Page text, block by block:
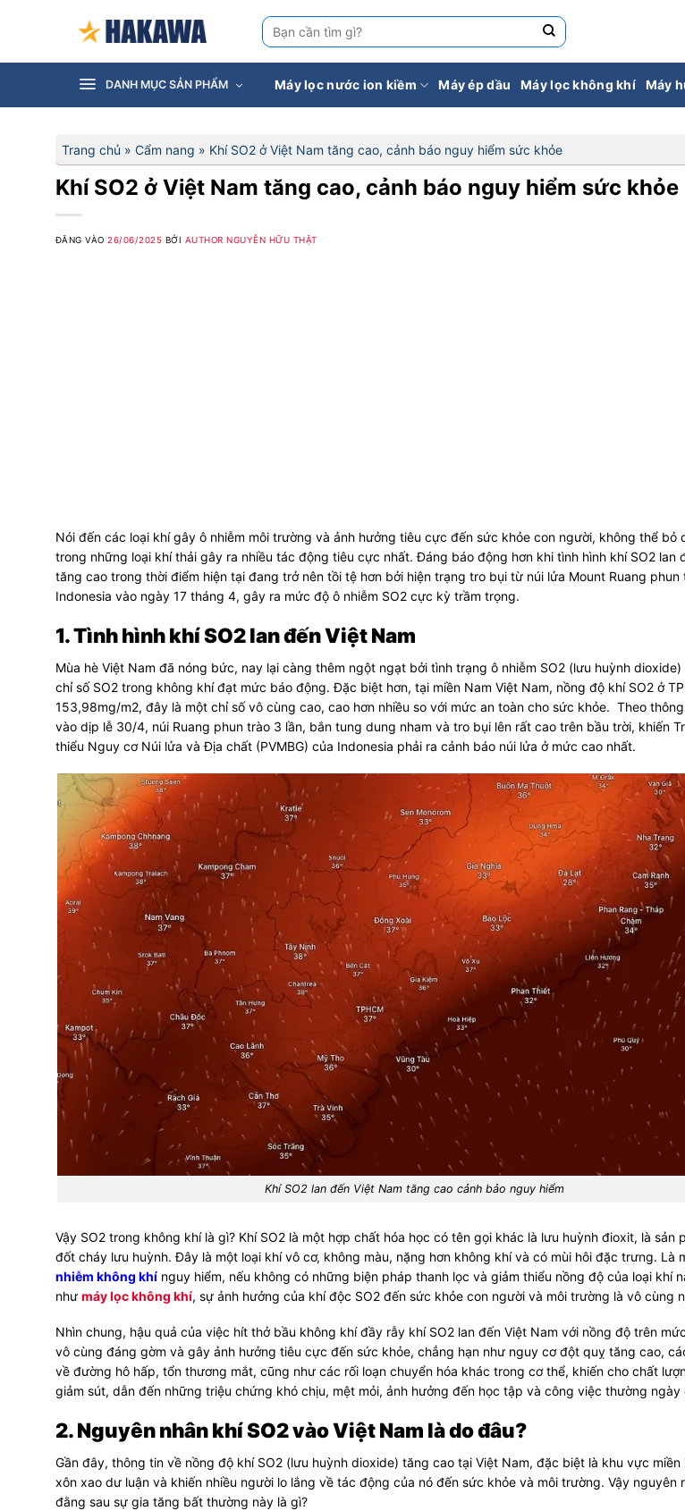
dung
Tìm
kiếm:
DANH MỤC SẢN PHẨM Máy lọc nước ion kiềm Máy ép dầu Máy lọc không khí Máy
Trang chủ » Cẩm nang » Khí SO2 ở Việt Nam tăng cao, cảnh báo nguy hiểm sức khỏe
Khí SO2 ở Việt Nam tăng cao, cảnh báo nguy hiểm sức khỏe
ĐĂNG VÀO26/06/2025 BỞI AUTHOR NGUYỄN HỮU THẬT
Nói đến các loại khí gây ô nhiễm môi trường và ảnh hưởng tiêu cực đến sức khỏe con người, không thể bỏ
trong những loại khí thải gây ra nhiều tác động tiêu cực nhất. Đáng báo động hơn khi tình hình khí SO2 lan
tăng cao trong thời điểm hiện tại đang trở nên tồi tệ hơn bởi hiện trạng tro bụi từ núi lửa Mount Ruang phun
Indonesia vào ngày 17 tháng 4, gây ra mức độ ô nhiễm SO2 cực kỳ trầm trọng.
1. Tình hình khí SO2 lan đến Việt Nam
Mùa hè Việt Nam đã nóng bức, nay lại càng thêm ngột ngạt bởi tình trạng ô nhiễm SO2 (lưu huỳnh
chỉ số SO2 trong không khí đạt mức báo động. Đặc biệt hơn, tại miền Nam Việt Nam, nồng độ khí SO2 ở
153,98mg/m2, đây là một chỉ số vô cùng cao, cao hơn nhiều so với mức an toàn cho sức khỏe. Theo
vào dịp lễ 30/4, núi Ruang phun trào 3 lần, bắn tung dung nham và tro bụi lên rất cao trên bầu trời, khiến
thiểu Nguy cơ Núi lửa và Địa chất (PVMBG) của Indonesia phải ra cảnh báo núi lửa ở mức cao nhất.
Khí SO2 lan đến Việt Nam tăng cao cảnh bảo nguy hiểm
Vậy SO2 trong không khí là gì? Khí SO2 là một hợp chất hóa học có tên gọi khác là lưu huỳnh đioxit, là sản
đốt cháy lưu huỳnh. Đây là một loại khí vô cơ, không màu, nặng hơn không khí và có mùi hôi đặc trưng. Là
nhiễm không khí nguy hiểm, nếu không có những biện pháp thanh lọc và giảm thiểu nồng độ của loại khí
như máy lọc không khí, sự ảnh hưởng của khí độc SO2 đến sức khỏe con người và môi trường là vô cùng
Nhìn chung, hậu quả của việc hít thở bầu không khí đầy rẫy khí SO2 lan đến Việt Nam với nồng độ trên
vô cùng đáng gờm và gây ảnh hưởng tiêu cực đến sức khỏe, chẳng hạn như nguy cơ đột quỵ tăng cao,
về đường hô hấp, tổn thương mắt, cũng như các rối loạn chuyển hóa khác trong cơ thể, khiến cho chất
giảm sút, dẫn đến những triệu chứng khó chịu, mệt mỏi, ảnh hưởng đến học tập và công việc thường ngày
2. Nguyên nhân khí SO2 vào Việt Nam là do đâu?
Gần đây, thông tin về nồng độ khí SO2 (lưu huỳnh dioxide) tăng cao tại Việt Nam, đặc biệt là khu vực
xôn xao dư luận và khiến nhiều người lo lắng về tác động của nó đến sức khỏe và môi trường. Vậy nguyên
đằng sau sự gia tăng bất thường này là gì?